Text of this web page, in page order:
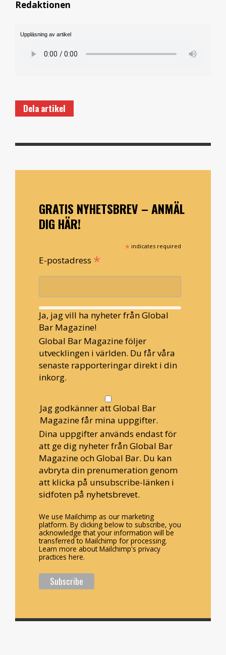
Redaktionen
Uppläsning av artikel
Dela artikel
GRATIS NYHETSBREV – ANMÄL
DIG HÄR!
* indicates required
E-postadress *
Ja, jag vill ha nyheter från Global
Bar Magazine!
Global Bar Magazine följer
utvecklingen i världen. Du får våra
senaste rapporteringar direkt i din
inkorg.
Jag godkänner att Global Bar
Magazine får mina uppgifter.
Dina uppgifter används endast för
att ge dig nyheter från Global Bar
Magazine och Global Bar. Du kan
avbryta din prenumeration genom
att klicka på unsubscribe-länken i
sidfoten på nyhetsbrevet.
We use Mailchimp as our marketing
platform. By clicking below to subscribe, you
acknowledge that your information will be
transferred to Mailchimp for processing.
Learn more about Mailchimp's privacy
practices here.